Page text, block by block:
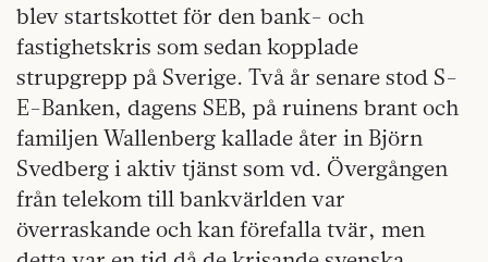
blev startskottet för den bank- och
fastighetskris som sedan kopplade
strupgrepp på Sverige. Två år senare stod S-
E-Banken, dagens SEB, på ruinens brant och
familjen Wallenberg kallade åter in Björn
Svedberg i aktiv tjänst som vd. Övergången
från telekom till bankvärlden var
överraskande och kan förefalla tvär, men